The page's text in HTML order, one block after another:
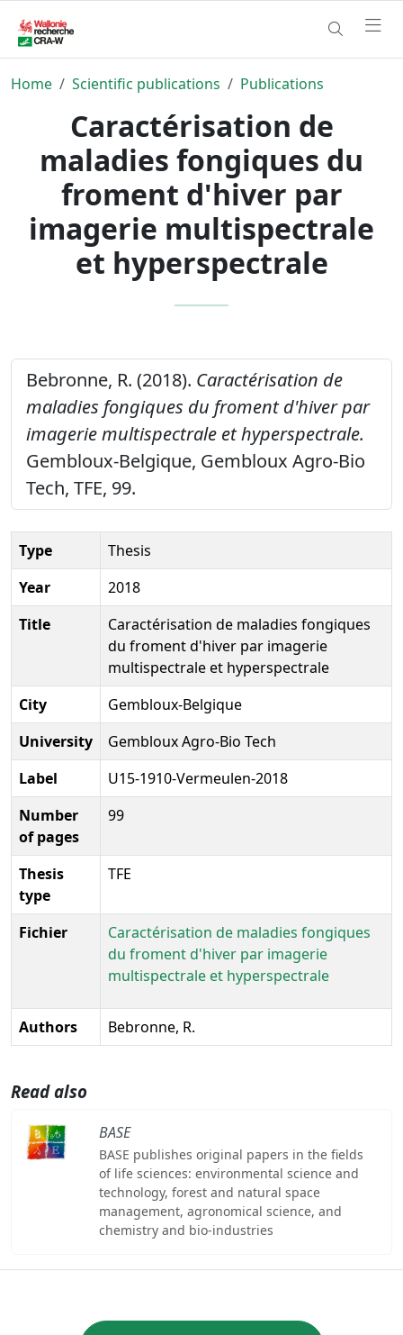
Home Scientific publications Publications
Caractérisation de
maladies fongiques du
froment d'hiver par
imagerie multispectrale
et hyperspectrale
Bebronne, R. (2018). Caractérisation de
maladies fongiques du froment d'hiver par
imagerie multispectrale et hyperspectrale.
Gembloux-Belgique, Gembloux Agro-Bio
Tech, TFE, 99.
Type
Thesis
Year
2018
Title
Caractérisation de maladies fongiques
du froment d'hiver par imagerie
multispectrale et hyperspectrale
City
Gembloux-Belgique
University
Gembloux Agro-Bio Tech
Label
U15-1910-Vermeulen-2018
Number
of pages
99
Thesis
type
TFE
Fichier
Caractérisation de maladies fongiques
du froment d'hiver par imagerie
multispectrale et hyperspectrale
Authors Bebronne, R.
Read also
BASE
BASE publishes original papers in the fields
of life sciences: environmental science and
technology, forest and natural space
management, agronomical science, and
chemistry and bio-industries